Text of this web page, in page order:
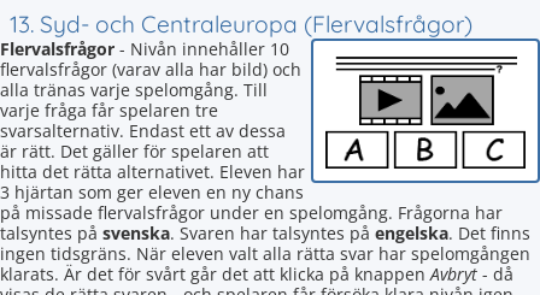
13. Syd- och Centraleuropa (Flervalsfrågor)
Flervalsfrågor - Nivån innehåller 10
flervalsfrågor (varav alla har bild) och
alla tränas varje spelomgång. Till
varje fråga får spelaren tre
svarsalternativ. Endast ett av dessa
är rätt. Det gäller för spelaren att
hitta det rätta alternativet. Eleven har
3 hjärtan som ger eleven en ny chans
på missade flervalsfrågor under en spelomgång. Frågorna har
talsyntes på svenska. Svaren har talsyntes på engelska. Det finns
ingen tidsgräns. När eleven valt alla rätta svar har spelomgången
klarats. Är det för svårt går det att klicka på knappenAvbryt - då